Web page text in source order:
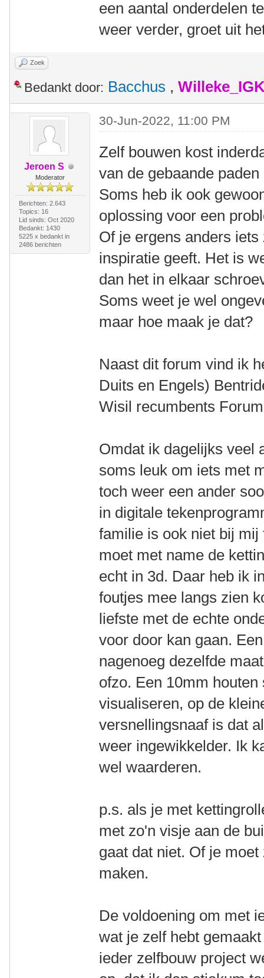
een aantal onderdelen
weer verder, groet uit
Zoek
Bedankt door: Bacchus ,
Jeroen S
Moderator
Berichten: 2.643
Topics: 16
Lid sinds: Oct 2020
Bedankt: 1430
5225 x bedankt in
2486 berichten
30-Jun-2022, 11:00 PM
Zelf bouwen kost
van de gebaande
Soms heb ik ook
oplossing voor een
Of je ergens anders
inspiratie geeft. Het is
dan het in elkaar
Soms weet je wel
maar hoe maak je dat?
Naast dit forum vind ik
Duits en Engels)
Wisil recumbents
Omdat ik dagelijks veel
soms leuk om iets met
toch weer een ander
in digitale
familie is ook niet bij
moet met name de
echt in 3d. Daar heb ik
foutjes mee langs zien
liefste met de echte
voor door kan gaan.
nagenoeg dezelfde
ofzo. Een 10mm
visualiseren, op de
versnellingsnaaf is dat
weer ingewikkelder. Ik
wel waarderen.
p.s. als je met
met zo'n visje aan de
gaat dat niet. Of je
maken.
De voldoening om met
wat je zelf hebt
ieder zelfbouw project